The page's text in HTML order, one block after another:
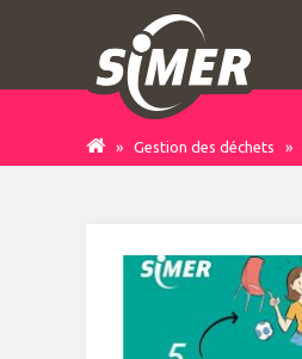
» Gestion des déchets »